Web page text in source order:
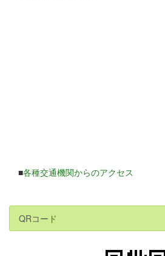
■各種交通機関からのアクセス
QRコード